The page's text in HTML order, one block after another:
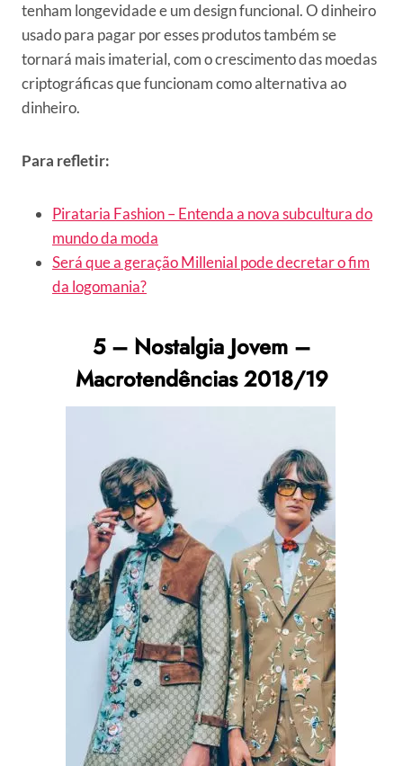
tenham longevidade e um design funcional. O dinheiro
usado para pagar por esses produtos também se
tornará mais imaterial, com o crescimento das moedas
criptográficas que funcionam como alternativa ao
dinheiro.
Para refletir:
Pirataria Fashion – Entenda a nova subcultura do
mundo da moda
Será que a geração Millenial pode decretar o fim
da logomania?
5 – Nostalgia Jovem –
Macrotendências 2018/19